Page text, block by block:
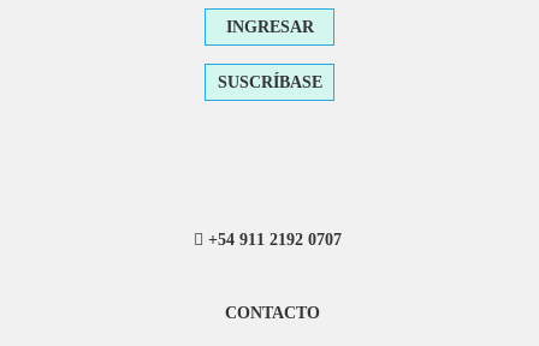
INGRESAR
SUSCRÍBASE
+54 911 2192 0707
CONTACTO